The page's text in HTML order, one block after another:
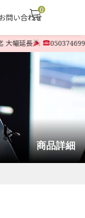
商品詳細
お問い合わせ
0
延長 05037469966